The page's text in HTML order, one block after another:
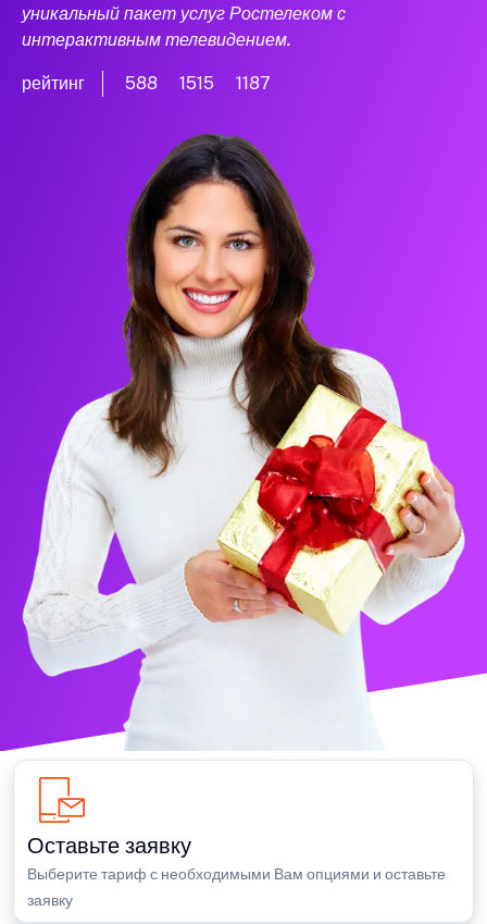
уникальный пакет услуг Ростелеком с
интерактивным телевидением.
рейтинг 588 1515 1187
Оставьте заявку
Выберите тариф с необходимыми Вам опциями и оставьте
заявку